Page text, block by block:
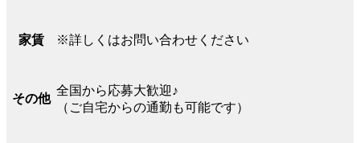
家賃 ※詳しくはお問い合わせください
その他
全国から応募大歓迎♪
（ご自宅からの通勤も可能です）